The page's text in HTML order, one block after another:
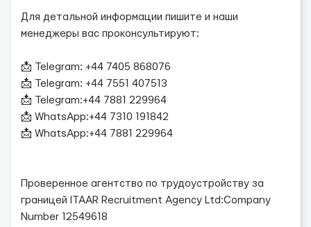
Для детальной информации пишите и наши
менеджеры вас проконсультируют:
📩 Telegram: +44 7405 868076
📩 Telegram: +44 7551 407513
📩 Telegram:+44 7881 229964
📩 WhatsApp:+44 7310 191842
📩 WhatsApp:+44 7881 229964
Проверенное агентство по трудоустройству за
границей ITAAR Recruitment Agency Ltd:Company
Number 12549618